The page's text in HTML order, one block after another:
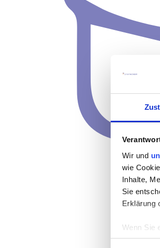
Wir und
wie
Inhalte,
Sie
Erklärung
Wenn Sie